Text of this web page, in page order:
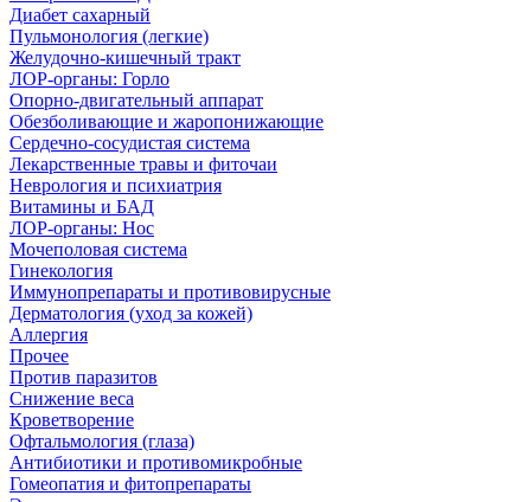
Диабет сахарный
Пульмонология (легкие)
Желудочно-кишечный тракт
ЛОР-органы: Горло
Опорно-двигательный аппарат
Обезболивающие и жаропонижающие
Сердечно-сосудистая система
Лекарственные травы и фиточаи
Неврология и психиатрия
Витамины и БАД
ЛОР-органы: Нос
Мочеполовая система
Гинекология
Иммунопрепараты и противовирусные
Дерматология (уход за кожей)
Аллергия
Прочее
Против паразитов
Снижение веса
Кроветворение
Офтальмология (глаза)
Антибиотики и противомикробные
Гомеопатия и фитопрепараты